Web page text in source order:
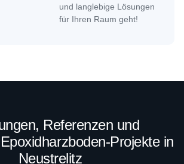
und langlebige Lösungen
für Ihren Raum geht!
Referenzen und
Projekte in
Neustrelitz